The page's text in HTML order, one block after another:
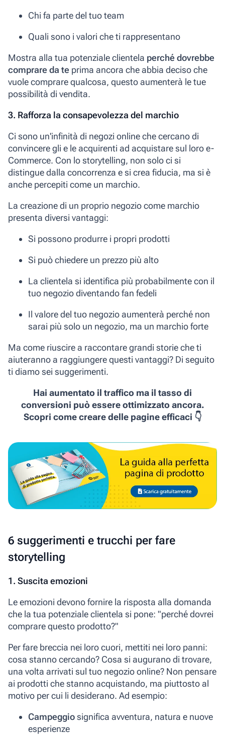
Chi fa parte del tuo team
Quali sono i valori che ti rappresentano
Mostra alla tua potenziale clientela perché dovrebbe
comprare da te prima ancora che abbia deciso che
vuole comprare qualcosa, questo aumenterà le tue
possibilità di vendita.
3. Rafforza la consapevolezza del marchio
Ci sono un'infinità di negozi online che cercano di
convincere gli e le acquirenti ad acquistare sul loro e-
Commerce. Con lo storytelling, non solo ci si
distingue dalla concorrenza e si crea fiducia, ma si è
anche percepiti come un marchio.
La creazione di un proprio negozio come marchio
presenta diversi vantaggi:
Si possono produrre i propri prodotti
Si può chiedere un prezzo più alto
La clientela si identifica più probabilmente con il
tuo negozio diventando fan fedeli
Il valore del tuo negozio aumenterà perché non
sarai più solo un negozio, ma un marchio forte
Ma come riuscire a raccontare grandi storie che ti
aiuteranno a raggiungere questi vantaggi? Di seguito
ti diamo sei suggerimenti.
Hai aumentato il traffico ma il tasso di
conversioni può essere ottimizzato ancora.
Scopri come creare delle pagine efficaci 👇
6 suggerimenti e trucchi per fare
storytelling
1. Suscita emozioni
Le emozioni devono fornire la risposta alla domanda
che la tua potenziale clientela si pone: "perché dovrei
comprare questo prodotto?"
Per fare breccia nei loro cuori, mettiti nei loro panni:
cosa stanno cercando? Cosa si augurano di trovare,
una volta arrivati sul tuo negozio online? Non pensare
ai prodotti che stanno acquistando, ma piuttosto al
motivo per cui li desiderano. Ad esempio:
Campeggiosignifica avventura, natura e nuove
esperienze